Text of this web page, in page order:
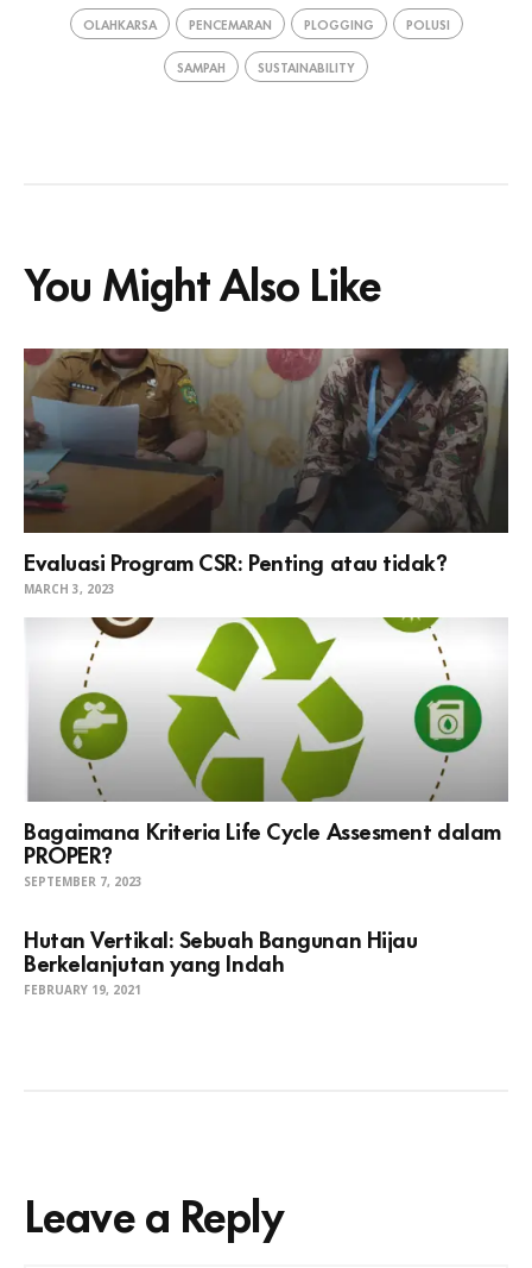
OLAHKARSA PENCEMARAN PLOGGING POLUSI
SAMPAH SUSTAINABILITY
You Might Also Like
Evaluasi Program CSR: Penting atau tidak?
MARCH 3, 2023
Bagaimana Kriteria Life Cycle Assesment dalam
PROPER?
SEPTEMBER 7, 2023
Hutan Vertikal: Sebuah Bangunan Hijau
Berkelanjutan yang Indah
FEBRUARY 19, 2021
Leave a Reply